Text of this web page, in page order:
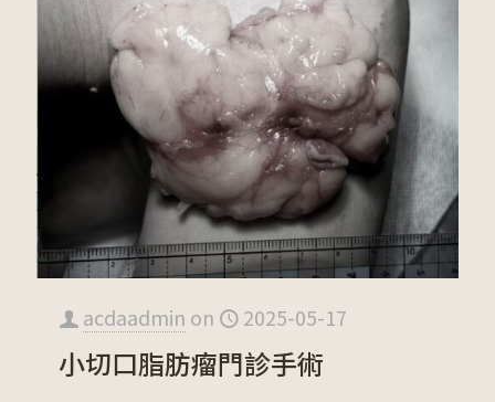
acdaadmin on 2025-05-17
小切口脂肪瘤門診手術